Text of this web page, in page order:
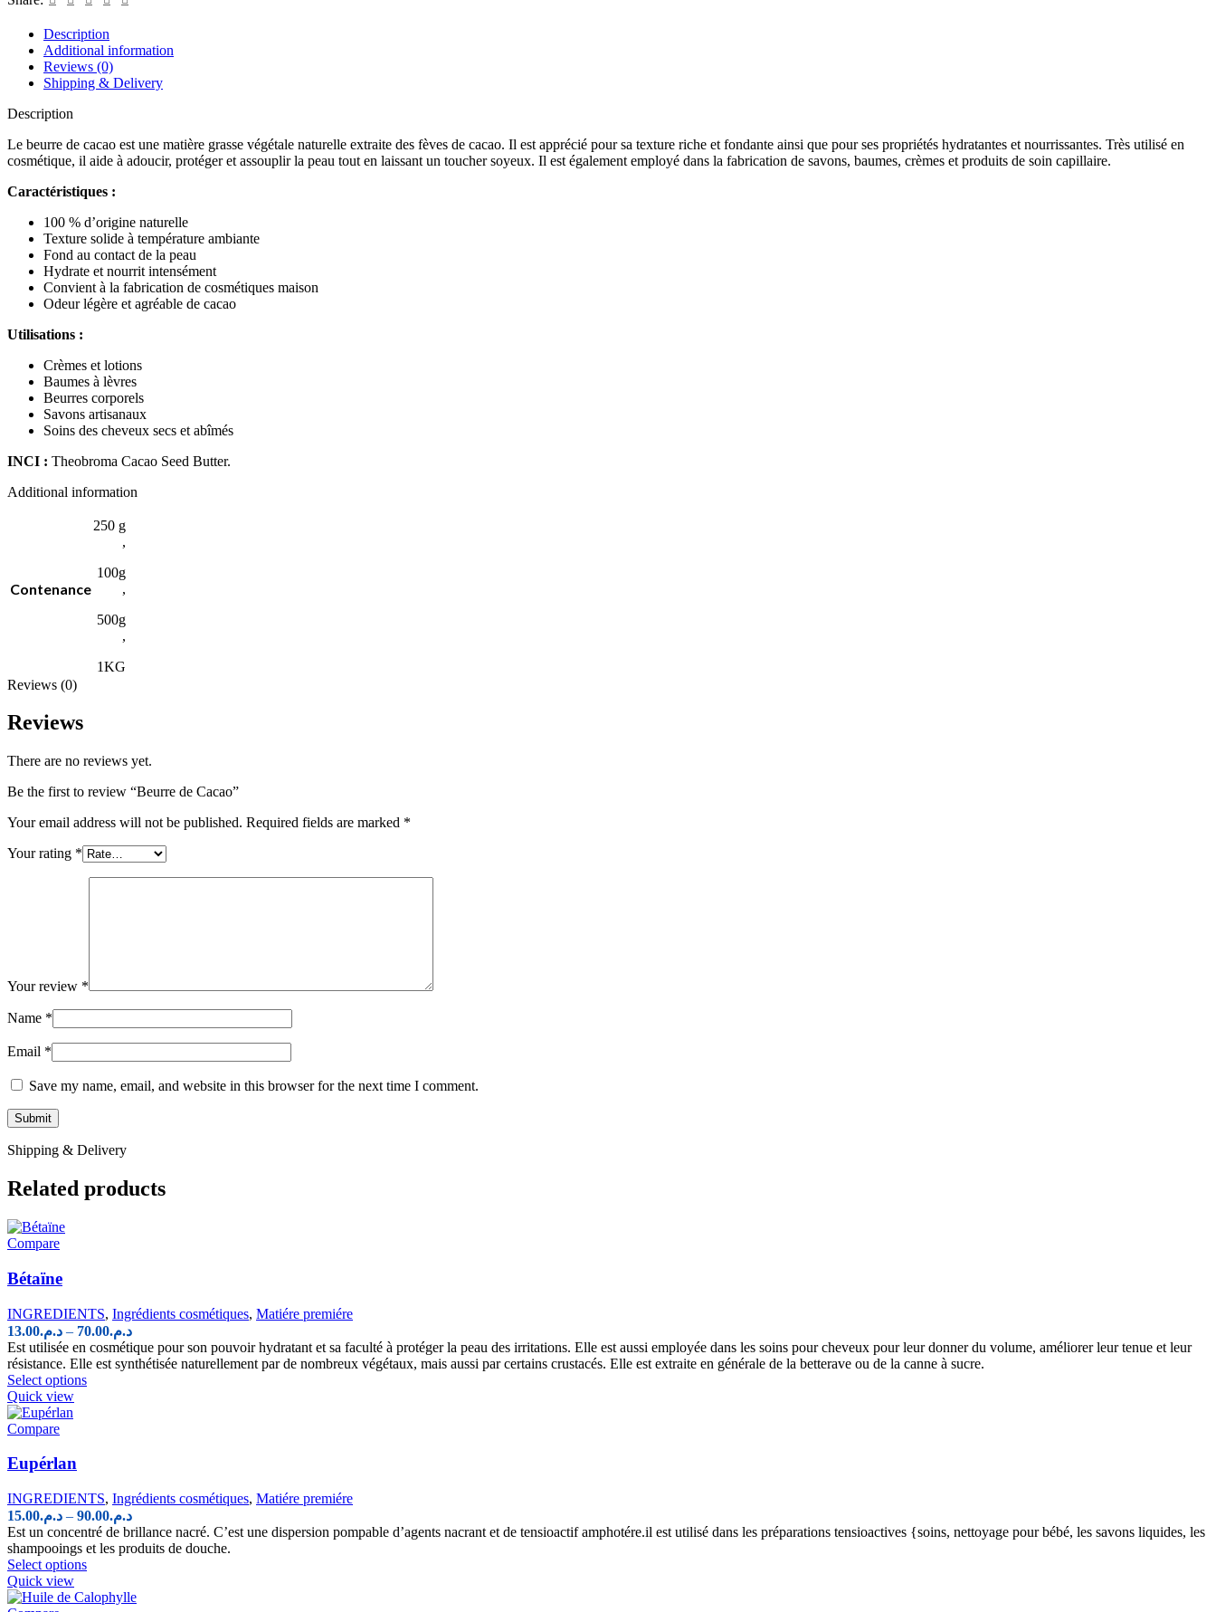
Description
Additional information
Reviews (0)
Shipping & Delivery
Description
Le beurre de cacao est une matière grasse végétale naturelle extraite des fèves de cacao. Il est apprécié pour sa texture riche et fondante ainsi que pour ses propriétés hydratantes et nourrissantes. Très utilisé en
cosmétique, il aide à adoucir, protéger et assouplir la peau tout en laissant un toucher soyeux. Il est également employé dans la fabrication de savons, baumes, crèmes et produits de soin capillaire.
Caractéristiques :
100 % d’origine naturelle
Texture solide à température ambiante
Fond au contact de la peau
Hydrate et nourrit intensément
Convient à la fabrication de cosmétiques maison
Odeur légère et agréable de cacao
Utilisations :
Crèmes et lotions
Baumes à lèvres
Beurres corporels
Savons artisanaux
Soins des cheveux secs et abîmés
INCI : Theobroma Cacao Seed Butter.
Additional information
Contenance
250 g
,
100g
,
500g
,
1KG
Reviews (0)
Reviews
There are no reviews yet.
Be the first to review “Beurre de Cacao”
Your email address will not be published. Required fields are marked *
Your rating *
Your review *
Name *
Email *
Save my name, email, and website in this browser for the next time I comment.
Shipping & Delivery
Related products
Compare
Bétaïne
INGREDIENTS, Ingrédients cosmétiques, Matiére premiére
د.م.13.00 – د.م.70.00
Price
range:
د.م.13.00
Est utilisée en cosmétique pour son pouvoir hydratant et sa faculté à protéger la peau des irritations. Elle est aussi employée dans les soins pour cheveux pour leur donner du volume, améliorer leur tenue et leur
résistance. Elle est synthétisée naturellement par de nombreux végétaux, mais aussi par certains crustacés. Elle est extraite en générale de la betterave ou de la canne à sucre.
Select optionsThis
may
be
chosen
on
the
product
page
Quick view
Compare
Eupérlan
INGREDIENTS, Ingrédients cosmétiques, Matiére premiére
د.م.15.00 – د.م.90.00
Price
range:
د.م.15.00
Est un concentré de brillance nacré. C’est une dispersion pompable d’agents nacrant et de tensioactif amphotére.il est utilisé dans les préparations tensioactives {soins, nettoyage pour bébé, les savons liquides, les
shampooings et les produits de douche.
Select optionsThis
has
Quick view